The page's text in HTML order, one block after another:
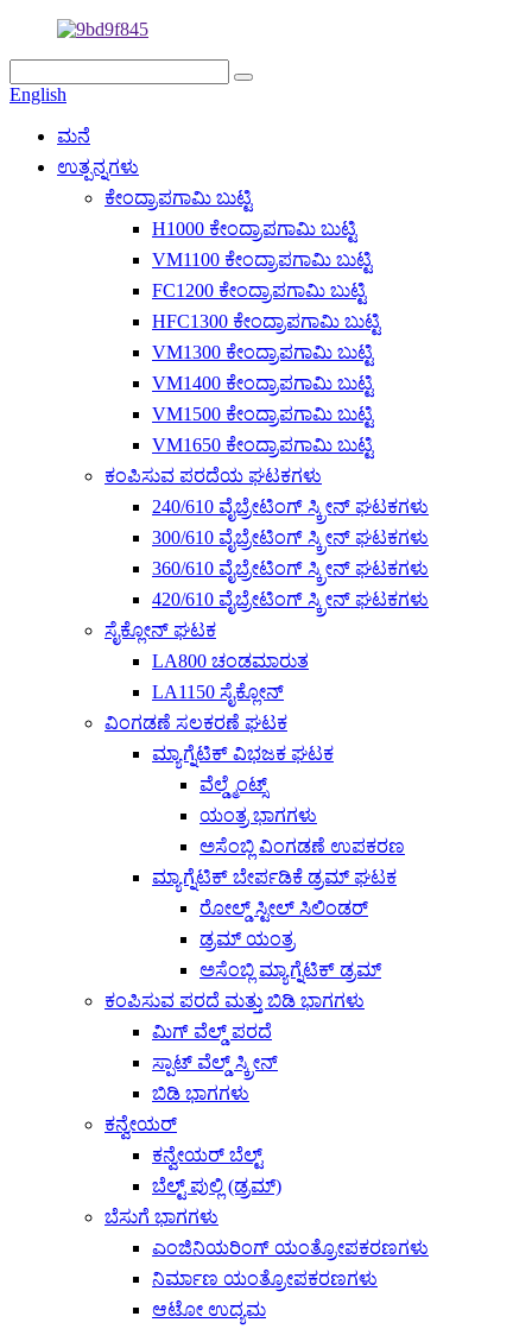
English
ಮನೆ
ಉತ್ಪನ್ನಗಳು
ಕೇಂದ್ರಾಪಗಾಮಿ ಬುಟ್ಟಿ
H1000 ಕೇಂದ್ರಾಪಗಾಮಿ ಬುಟ್ಟಿ
VM1100 ಕೇಂದ್ರಾಪಗಾಮಿ ಬುಟ್ಟಿ
FC1200 ಕೇಂದ್ರಾಪಗಾಮಿ ಬುಟ್ಟಿ
HFC1300 ಕೇಂದ್ರಾಪಗಾಮಿ ಬುಟ್ಟಿ
VM1300 ಕೇಂದ್ರಾಪಗಾಮಿ ಬುಟ್ಟಿ
VM1400 ಕೇಂದ್ರಾಪಗಾಮಿ ಬುಟ್ಟಿ
VM1500 ಕೇಂದ್ರಾಪಗಾಮಿ ಬುಟ್ಟಿ
VM1650 ಕೇಂದ್ರಾಪಗಾಮಿ ಬುಟ್ಟಿ
ಕಂಪಿಸುವ ಪರದೆಯ ಘಟಕಗಳು
240/610 ವೈಬ್ರೇಟಿಂಗ್ ಸ್ಕ್ರೀನ್ ಘಟಕಗಳು
300/610 ವೈಬ್ರೇಟಿಂಗ್ ಸ್ಕ್ರೀನ್ ಘಟಕಗಳು
360/610 ವೈಬ್ರೇಟಿಂಗ್ ಸ್ಕ್ರೀನ್ ಘಟಕಗಳು
420/610 ವೈಬ್ರೇಟಿಂಗ್ ಸ್ಕ್ರೀನ್ ಘಟಕಗಳು
ಸೈಕ್ಲೋನ್ ಘಟಕ
LA800 ಚಂಡಮಾರುತ
LA1150 ಸೈಕ್ಲೋನ್
ವಿಂಗಡಣೆ ಸಲಕರಣೆ ಘಟಕ
ಮ್ಯಾಗ್ನೆಟಿಕ್ ವಿಭಜಕ ಘಟಕ
ವೆಲ್ಡ್ಮೆಂಟ್ಸ್
ಯಂತ್ರ ಭಾಗಗಳು
ಅಸೆಂಬ್ಲಿ ವಿಂಗಡಣೆ ಉಪಕರಣ
ಮ್ಯಾಗ್ನೆಟಿಕ್ ಬೇರ್ಪಡಿಕೆ ಡ್ರಮ್ ಘಟಕ
ರೋಲ್ಡ್ ಸ್ಟೀಲ್ ಸಿಲಿಂಡರ್
ಡ್ರಮ್ ಯಂತ್ರ
ಅಸೆಂಬ್ಲಿ ಮ್ಯಾಗ್ನೆಟಿಕ್ ಡ್ರಮ್
ಕಂಪಿಸುವ ಪರದೆ ಮತ್ತು ಬಿಡಿ ಭಾಗಗಳು
ಮಿಗ್ ವೆಲ್ಡ್ ಪರದೆ
ಸ್ಪಾಟ್ ವೆಲ್ಡ್ ಸ್ಕ್ರೀನ್
ಬಿಡಿ ಭಾಗಗಳು
ಕನ್ವೇಯರ್
ಕನ್ವೇಯರ್ ಬೆಲ್ಟ್
ಬೆಲ್ಟ್ ಪುಲ್ಲಿ (ಡ್ರಮ್)
ಬೆಸುಗೆ ಭಾಗಗಳು
ಎಂಜಿನಿಯರಿಂಗ್ ಯಂತ್ರೋಪಕರಣಗಳು
ನಿರ್ಮಾಣ ಯಂತ್ರೋಪಕರಣಗಳು
ಆಟೋ ಉದ್ಯಮ